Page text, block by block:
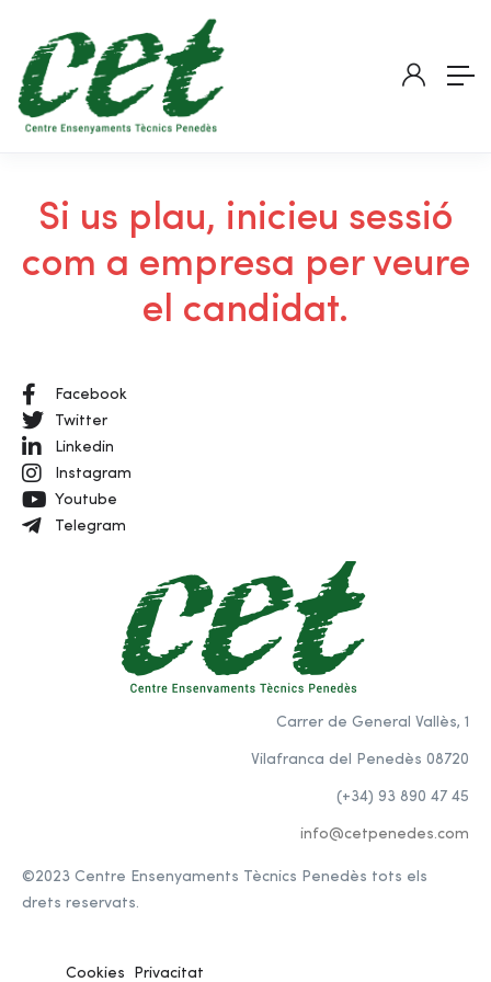
Si us plau, inicieu sessió
com a empresa per veure
el candidat.
Facebook
Twitter
Linkedin
Instagram
Youtube
Telegram
Carrer de General Vallès, 1
Vilafranca del Penedès 08720
(+34) 93 890 47 45
info@cetpenedes.com
©2023 Centre Ensenyaments Tècnics Penedès tots els
drets reservats.
Cookies Privacitat